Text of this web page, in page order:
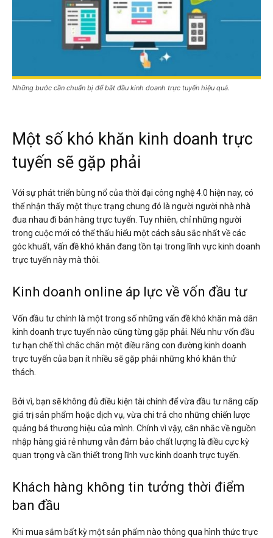
Những bước cần chuẩn bị để bắt đầu kinh doanh trực tuyến hiệu quả.
Một số khó khăn kinh doanh trực
tuyến sẽ gặp phải
Với sự phát triển bùng nổ của thời đại công nghệ 4.0 hiện nay, có
thể nhận thấy một thực trạng chung đó là người người nhà nhà
đua nhau đi bán hàng trực tuyến. Tuy nhiên, chỉ những người
trong cuộc mới có thể thấu hiểu một cách sâu sắc nhất về các
góc khuất, vấn đề khó khăn đang tồn tại trong lĩnh vực kinh doanh
trực tuyến này mà thôi.
Kinh doanh online áp lực về vốn đầu tư
Vốn đầu tư chính là một trong số những vấn đề khó khăn mà dân
kinh doanh trực tuyến nào cũng từng gặp phải. Nếu như vốn đầu
tư hạn chế thì chắc chắn một điều rằng con đường kinh doanh
trực tuyến của bạn ít nhiều sẽ gặp phải những khó khăn thử
thách.
Bởi vì, bạn sẽ không đủ điều kiện tài chính để vừa đầu tư nâng cấp
giá trị sản phẩm hoặc dịch vụ, vừa chi trả cho những chiến lược
quảng bá thương hiệu của mình. Chính vì vậy, cân nhắc về nguồn
nhập hàng giá rẻ nhưng vẫn đảm bảo chất lượng là điều cực kỳ
quan trọng và cần thiết trong lĩnh vực kinh doanh trực tuyến.
Khách hàng không tin tưởng thời điểm
ban đầu
Khi mua sắm bất kỳ một sản phẩm nào thông qua hình thức trực